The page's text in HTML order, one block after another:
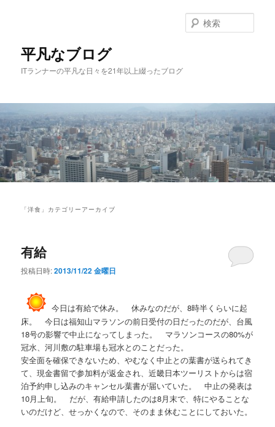
移
動
動
平凡なブログ
ITランナーの平凡な日々を21年以上綴ったブログ
索
「洋食 」カテゴリーアーカイブ
有給
投稿日時:2013/11/22 金曜日
今日は有給で休み。 休みなのだが、8時半くらいに起
床。 今日は福知山マラソンの前日受付の日だったのだが、台風
18号の影響で中止になってしまった。 マラソンコースの80%が
冠水、河川敷の駐車場も冠水とのことだった。
安全面を確保できないため、やむなく中止との葉書が送られてき
て、現金書留で参加料が返金され、近畿日本ツーリストからは宿
泊予約申し込みのキャンセル葉書が届いていた。 中止の発表は
10月上旬。 だが、有給申請したのは8月末で、特にやることな
いのだけど、せっかくなので、そのまま休むことにしておいた。